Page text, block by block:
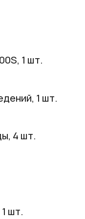
1 шт.
1 шт.
4 шт.
шт.